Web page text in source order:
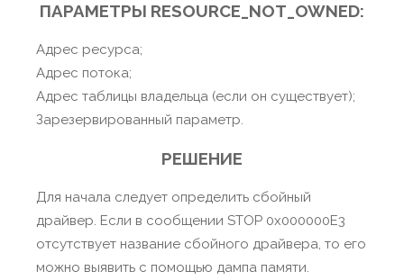
ПАРАМЕТРЫ RESOURCE_NOT_OWNED:
Адрес ресурса;
Адрес потока;
Адрес таблицы владельца (если он существует);
Зарезервированный параметр.
РЕШЕНИЕ
Для начала следует определить сбойный
драйвер. Если в сообщении STOP 0x000000E3
отсутствует название сбойного драйвера, то его
можно выявить с помощью дампа памяти.